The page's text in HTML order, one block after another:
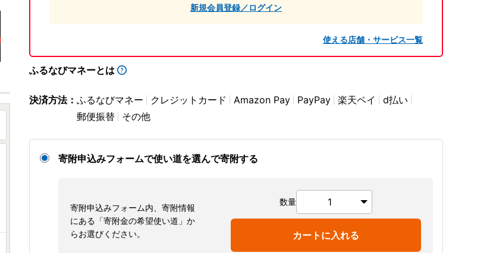
新規会員登録／ログイン
使える店舗・サービス一覧
ふるなびマネーとは
決済方法： ふるなびマネー クレジットカード Amazon Pay PayPay 楽天ペイ
d払い
郵便振替
その他
寄附申込みフォームで使い道を選んで寄附する
寄附申込みフォーム内、寄附情報
にある「寄附金の希望使い道」か
らお選びください。
数量
カートに入れる